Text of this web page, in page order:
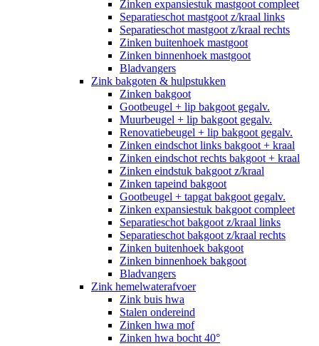
Zinken expansiestuk mastgoot compleet
Separatieschot mastgoot z/kraal links
Separatieschot mastgoot z/kraal rechts
Zinken buitenhoek mastgoot
Zinken binnenhoek mastgoot
Bladvangers
Zink bakgoten & hulpstukken
Zinken bakgoot
Gootbeugel + lip bakgoot gegalv.
Muurbeugel + lip bakgoot gegalv.
Renovatiebeugel + lip bakgoot gegalv.
Zinken eindschot links bakgoot + kraal
Zinken eindschot rechts bakgoot + kraal
Zinken eindstuk bakgoot z/kraal
Zinken tapeind bakgoot
Gootbeugel + tapgat bakgoot gegalv.
Zinken expansiestuk bakgoot compleet
Separatieschot bakgoot z/kraal links
Separatieschot bakgoot z/kraal rechts
Zinken buitenhoek bakgoot
Zinken binnenhoek bakgoot
Bladvangers
Zink hemelwaterafvoer
Zink buis hwa
Stalen ondereind
Zinken hwa mof
Zinken hwa bocht 40°